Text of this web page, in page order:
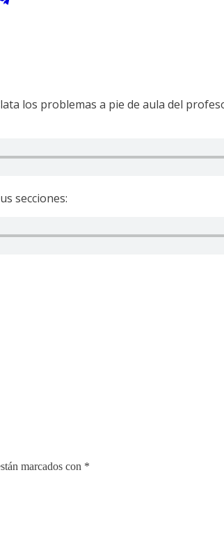
los problemas a pie de aula del
secciones:
marcados con *